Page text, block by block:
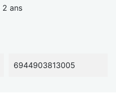
2 ans
6944903813005